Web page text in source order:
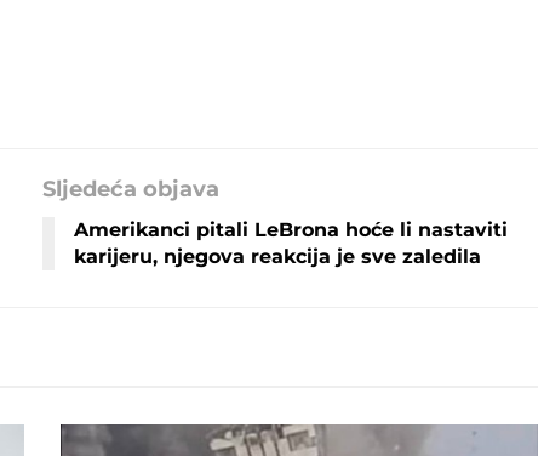
Sljedeća objava
Amerikanci pitali LeBrona hoće li nastaviti
karijeru, njegova reakcija je sve zaledila